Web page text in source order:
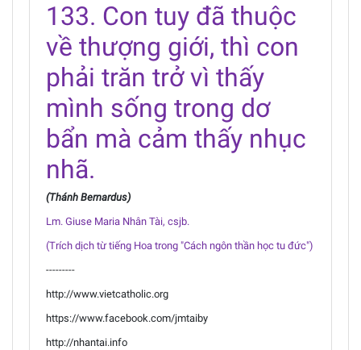
133. Con tuy đã thuộc
về thượng giới, thì con
phải trăn trở vì thấy
mình sống trong dơ
bẩn mà cảm thấy nhục
nhã.
(Thánh Bernardus)
Lm. Giuse Maria Nhân Tài, csjb.
(Trích dịch từ tiếng Hoa trong "Cách ngôn thần học tu đức")
---------
http://www.vietcatholic.org
https://www.facebook.com/jmtaiby
http://nhantai.info